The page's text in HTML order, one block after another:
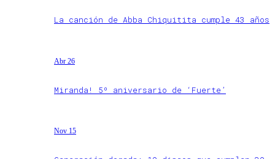
La canción de Abba Chiquitita cumple 43 años
Abr 26
Miranda! 5º aniversario de ‘Fuerte’
Nov 15